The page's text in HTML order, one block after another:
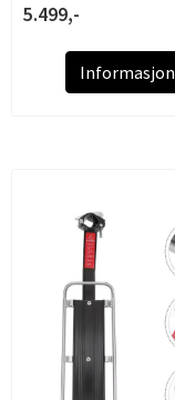
5.499,-
Informasjon